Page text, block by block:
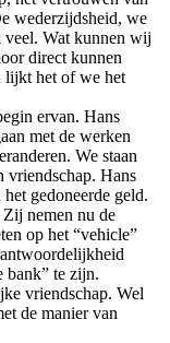
wederzijdsheid, we
veel. Wat kunnen wij
direct kunnen
lijkt het of we het
ervan. Hans
met de werken
We staan
vriendschap. Hans
gedoneerde geld.
nemen nu de
op het “vehicle”
bank” te zijn.
vriendschap. Wel
de manier van